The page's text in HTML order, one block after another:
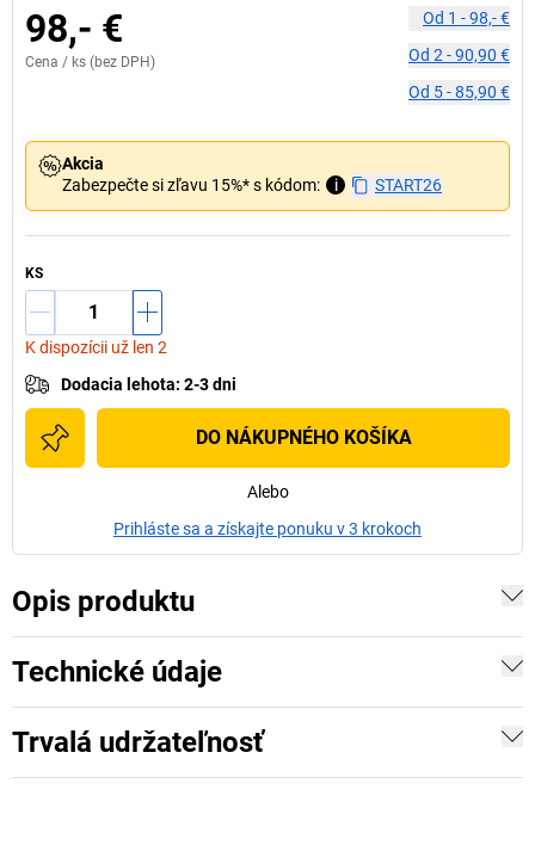
98,- €
Cena / ks (bez DPH)
Od 1 -98,- €
Od 2 -90,90 €
Od 5-85,90 €
Akcia
Zabezpečte si zľavu 15%* s kódom:
i START26
KS
K dispozícii už len 2
Dodacia lehota: 2-3 dni
DO NÁKUPNÉHO KOŠÍKA
Alebo
Prihláste sa a získajte ponuku v 3 krokoch
Opis produktu
Technické údaje
Trvalá udržateľnosť